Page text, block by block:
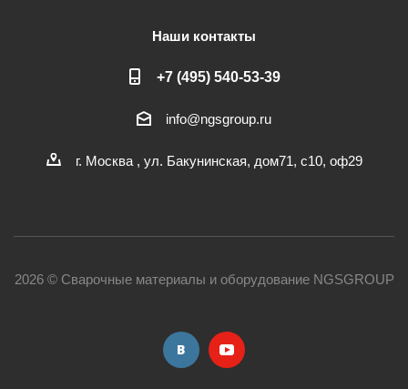
Наши контакты
+7 (495) 540-53-39
info@ngsgroup.ru
г. Москва , ул. Бакунинская, дом71, с10, оф29
2026 © Сварочные материалы и оборудование NGSGROUP